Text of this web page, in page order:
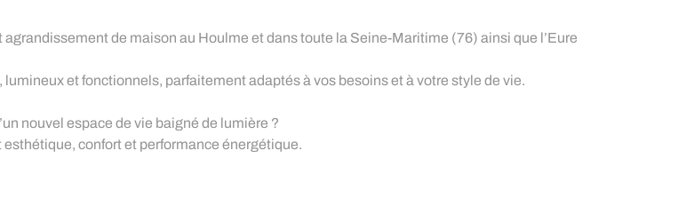
de maison au Houlme et dans toute la Seine-Maritime (76) ainsi que l’Eure
et fonctionnels, parfaitement adaptés à vos besoins et à votre style de vie.
nouvel espace de vie baigné de lumière ?
confort et performance énergétique.